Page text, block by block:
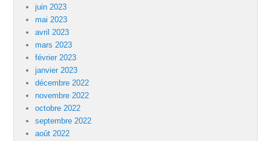
juin 2023
mai 2023
avril 2023
mars 2023
février 2023
janvier 2023
décembre 2022
novembre 2022
octobre 2022
septembre 2022
août 2022